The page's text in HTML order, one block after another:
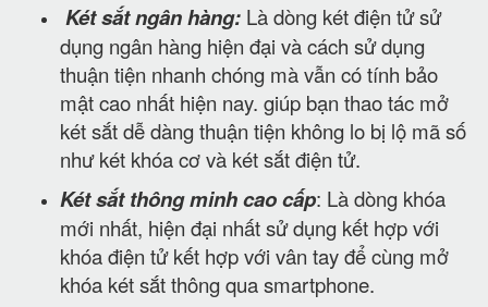
Két sắt ngân hàng: Là dòng két điện tử sử
dụng ngân hàng hiện đại và cách sử dụng
thuận tiện nhanh chóng mà vẫn có tính bảo
mật cao nhất hiện nay. giúp bạn thao tác mở
két sắt dễ dàng thuận tiện không lo bị lộ mã số
như két khóa cơ và két sắt điện tử.
Két sắt thông minh cao cấp: Là dòng khóa
mới nhất, hiện đại nhất sử dụng kết hợp với
khóa điện tử kết hợp với vân tay để cùng mở
khóa két sắt thông qua smartphone.